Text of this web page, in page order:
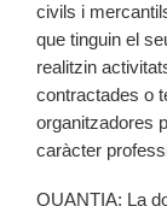
civils i
que tinguin el
realitzin
contractades o
organitzadores
caràcter
QUANTIA: La